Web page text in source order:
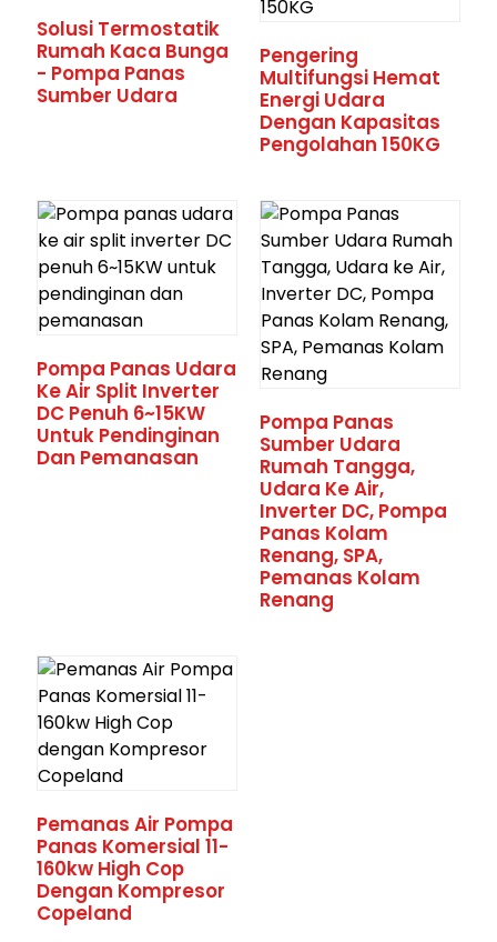
Solusi Termostatik
Rumah Kaca Bunga
- Pompa Panas
Sumber Udara
Pengering
Multifungsi Hemat
Energi Udara
Dengan Kapasitas
Pengolahan 150KG
Pompa Panas Udara
Ke Air Split Inverter
DC Penuh 6~15KW
Untuk Pendinginan
Dan Pemanasan
Pompa Panas
Sumber Udara
Rumah Tangga,
Udara Ke Air,
Inverter DC, Pompa
Panas Kolam
Renang, SPA,
Pemanas Kolam
Renang
Pemanas Air Pompa
Panas Komersial 11-
160kw High Cop
Dengan Kompresor
Copeland